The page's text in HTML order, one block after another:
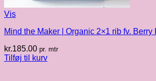
Vis
Mind the Maker | Organic 2×1 rib fv. Berry
kr.185.00 pr. mtr
Tilføj til kurv